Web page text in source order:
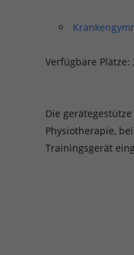
Verfügbare Plätze:
Die
Physiotherapie,
Trainingsgerät